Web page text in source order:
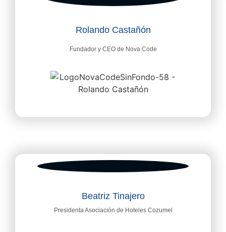
Rolando Castañón
Fundador y CEO de Nova Code
Beatriz Tinajero
Presidenta Asociación de Hoteles Cozumel